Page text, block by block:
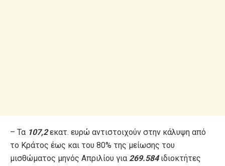
– Τα 107,2εκατ. ευρώ αντιστοιχούν στην κάλυψη από
το Κράτος έως και του 80% της μείωσης του
μισθώματος μηνός Απριλίου για 269.584ιδιοκτήτες